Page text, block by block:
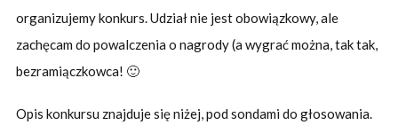
organizujemy konkurs. Udział nie jest obowiązkowy, ale
zachęcam do powalczenia o nagrody (a wygrać można, tak tak,
bezramiączkowca! 🙂
Opis konkursu znajduje się niżej, pod sondami do głosowania.